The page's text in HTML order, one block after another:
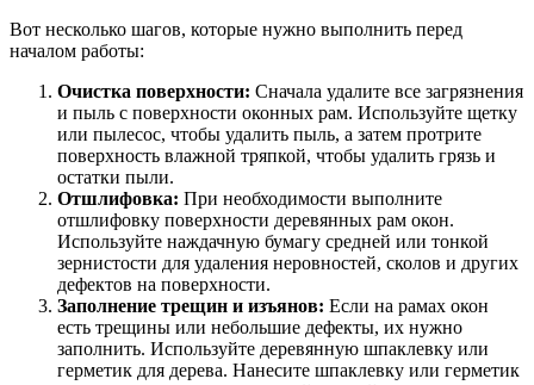
Вот несколько шагов, которые нужно выполнить перед
началом работы:
Очистка поверхности: Сначала удалите все загрязнения
и пыль с поверхности оконных рам. Используйте щетку
или пылесос, чтобы удалить пыль, а затем протрите
поверхность влажной тряпкой, чтобы удалить грязь и
остатки пыли.
Отшлифовка: При необходимости выполните
отшлифовку поверхности деревянных рам окон.
Используйте наждачную бумагу средней или тонкой
зернистости для удаления неровностей, сколов и других
дефектов на поверхности.
Заполнение трещин и изъянов: Если на рамах окон
есть трещины или небольшие дефекты, их нужно
заполнить. Используйте деревянную шпаклевку или
герметик для дерева. Нанесите шпаклевку или герметик